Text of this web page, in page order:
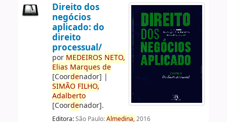
Direito dos
negócios
aplicado: do
direito
processual/
por MEDEIROS NETO,
Elias Marques de
[Coordenador] |
SIMÃO FILHO,
Adalberto
[Coordenador].
Editora:São Paulo:Almedina,2016